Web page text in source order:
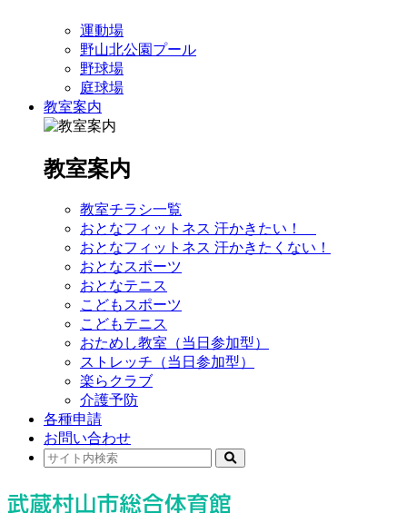
運動場
野山北公園プール
野球場
庭球場
教室案内
教室案内
教室チラシ一覧
おとなフィットネス 汗かきたい！
おとなフィットネス 汗かきたくない！
おとなスポーツ
おとなテニス
こどもスポーツ
こどもテニス
おためし教室（当日参加型）
ストレッチ（当日参加型）
楽らクラブ
介護予防
各種申請
お問い合わせ